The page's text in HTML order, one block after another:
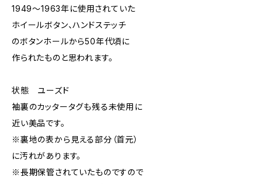
1949～1963年に使用されていた
ホイールボタン、ハンドステッチ
のボタンホールから50年代頃に
作られたものと思われます。
状態 ユーズド
袖裏のカッタータグも残る未使用に
近い美品です。
※裏地の表から見える部分（首元）
に汚れがあります。
※長期保管されていたものですので